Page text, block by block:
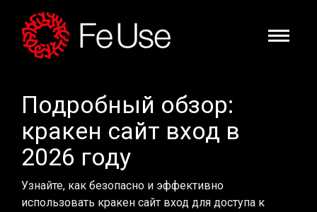
Подробный обзор:
кракен сайт вход в
2026 году
Узнайте, как безопасно и эффективно
использовать кракен сайт вход для доступа к